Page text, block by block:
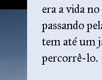
era a vida
passando
tem até um
percorrê-lo.